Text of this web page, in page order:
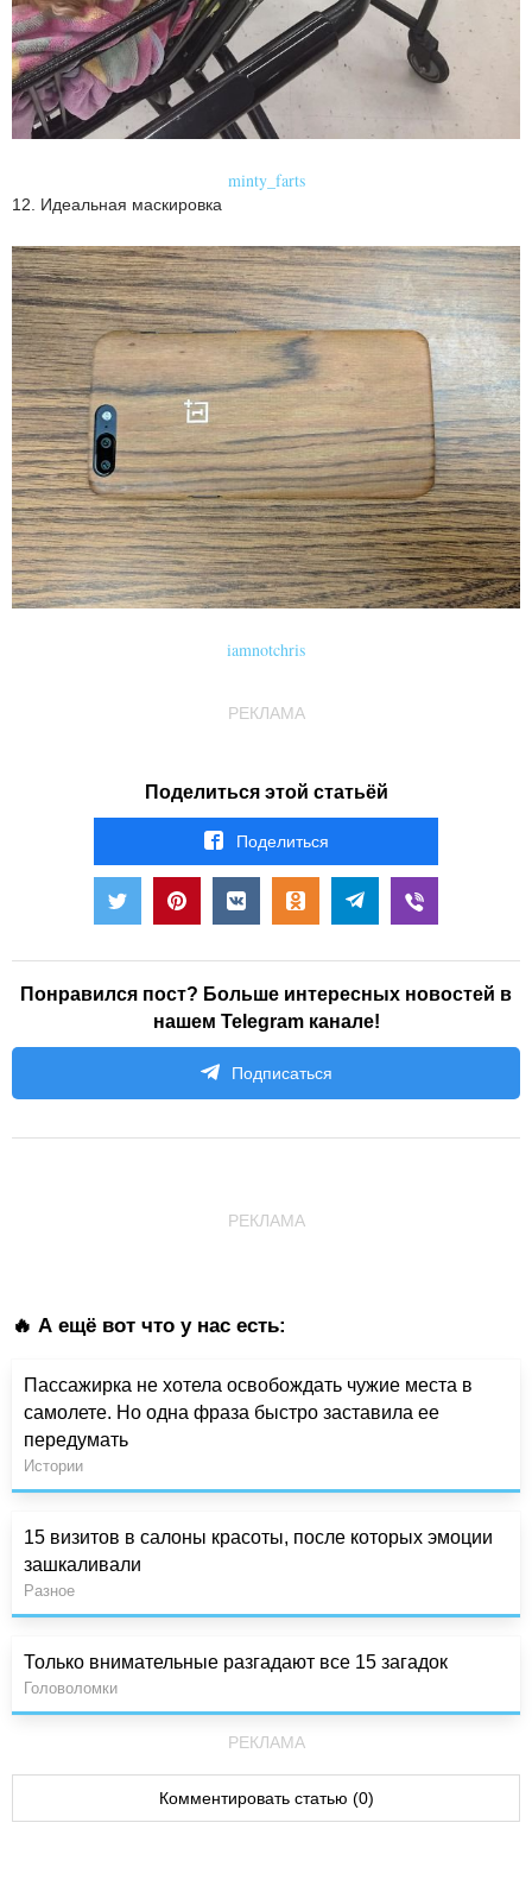
minty_farts
12. Идеальная маскировка
iamnotchris
РЕКЛАМА
Поделиться этой статьёй
Поделиться
Понравился пост? Больше интересных новостей в
нашем Telegram канале!
Подписаться
РЕКЛАМА
🔥 А ещё вот что у нас есть:
Пассажирка не хотела освобождать чужие места в
самолете. Но одна фраза быстро заставила ее
передумать
Истории
15 визитов в салоны красоты, после которых эмоции
зашкаливали
Разное
Только внимательные разгадают все 15 загадок
Головоломки
РЕКЛАМА
Комментировать статью (0)